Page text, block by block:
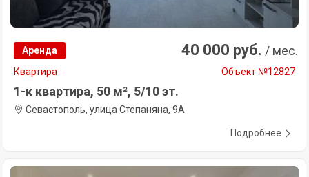
Аренда 40 000 руб. / мес.
Квартира Объект №12827
1-к квартира, 50 м², 5/10 эт.
Севастополь, улица Степаняна, 9А
Подробнее